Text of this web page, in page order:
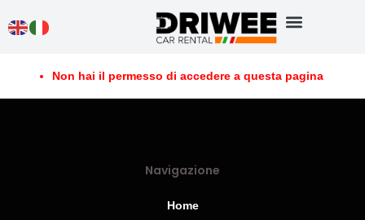
Non hai il permesso di accedere a questa pagina
Navigazione
Home